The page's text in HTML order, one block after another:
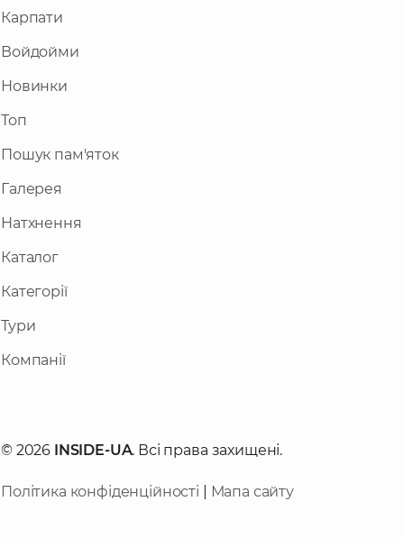
Карпати
Войдойми
Новинки
Топ
Пошук пам'яток
Галерея
Натхнення
Каталог
Категорії
Тури
Компанії
© 2026 INSIDE-UA. Всі права захищені.
Політика конфіденційності Мапа сайту